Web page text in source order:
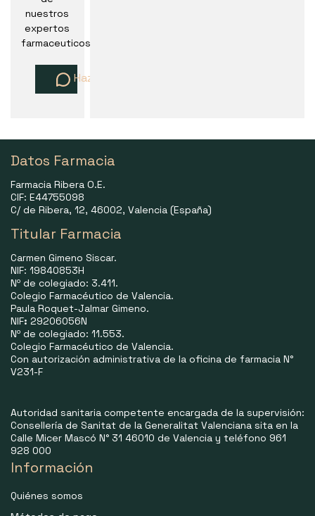
nuestros
expertos
farmaceuticos
Haz una pregunta
Datos Farmacia
Farmacia Ribera O.E.
CIF: E44755098
C/ de Ribera, 12, 46002, Valencia (España)
Titular Farmacia
Carmen Gimeno Siscar.
NIF: 19840853H
Nº de colegiado: 3.411.
Colegio Farmacéutico de Valencia.
Paula Roquet-Jalmar Gimeno.
NIF: 29206056N
Nº de colegiado: 11.553.
Colegio Farmacéutico de Valencia.
Con autorización administrativa de la oficina de farmacia N°
V231-F
Autoridad sanitaria competente encargada de la supervisión:
Consellería de Sanitat de la Generalitat Valenciana sita en la
Calle Micer Mascó N° 31 46010 de Valencia y teléfono 961
928 000
Información
Quiénes somos